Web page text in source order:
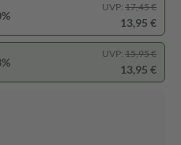
UVP: 17,45 €
13,95 €
UVP: 15,95 €
13,95 €